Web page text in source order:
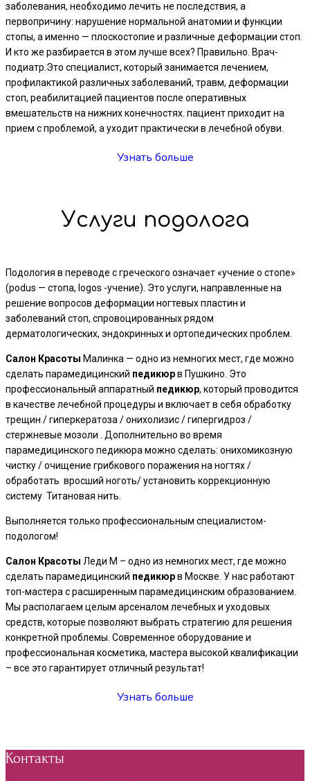
заболевания, необходимо лечить не последствия, а
первопричину: нарушение нормальной анатомии и функции
стопы, а именно — плоскостопие и различные деформации стоп.
И кто же разбирается в этом лучше всех? Правильно. Врач-
подиатр.Это специалист, который занимается лечением,
профилактикой различных заболеваний, травм, деформации
стоп, реабилитацией пациентов после оперативных
вмешательств на нижних конечностях. пациент приходит на
прием с проблемой, а уходит практически в лечебной обуви.
Узнать больше
Услуги подолога
Подология в переводе с греческого означает «учение о стопе»
(podus — стопа, logos -учение). Это услуги, направленные на
решение вопросов деформации ногтевых пластин и
заболеваний стоп, спровоцированных рядом
дерматологических, эндокринных и ортопедических проблем.
Салон Красоты Малинка — одно из немногих мест, где можно
сделать парамедицинский педикюрв Пушкино. Это
профессиональный аппаратный педикюр, который проводится
в качестве лечебной процедуры и включает в себя обработку
трещин / гиперкератоза / онихолизис / гипергидроз /
стержневые мозоли . Дополнительно во время
парамедицинского педикюра можно сделать: онихомикозную
чистку / очищение грибкового поражения на ногтях /
обработать вросший ноготь/ установить коррекционную
систему Титановая нить.
Выполняется только профессиональным специалистом-
подологом!
Салон Красоты Леди М – одно из немногих мест, где можно
сделать парамедицинский педикюрв Москве. У нас работают
топ-мастера с расширенным парамедицинским образованием.
Мы располагаем целым арсеналом лечебных и уходовых
средств, которые позволяют выбрать стратегию для решения
конкретной проблемы. Современное оборудование и
профессиональная косметика, мастера высокой квалификации
– все это гарантирует отличный результат!
Узнать больше
Контакты